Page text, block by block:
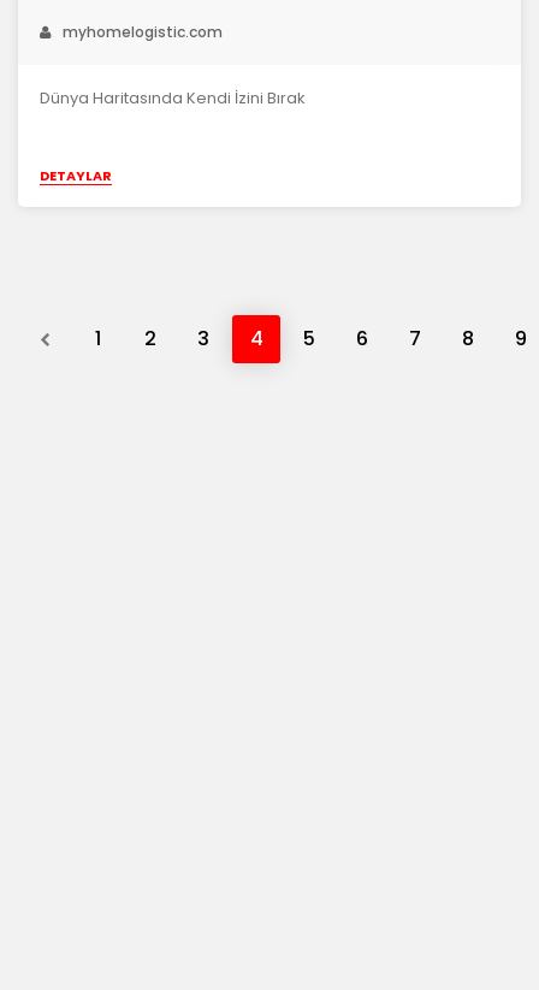
myhomelogistic.com
Dünya Haritasında Kendi İzini Bırak
DETAYLAR
Previous
1 2 3 4 5 6 7 8 9